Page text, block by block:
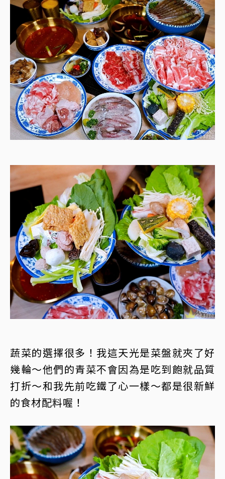
蔬菜的選擇很多！我這天光是菜盤就夾了好
幾輪～他們的青菜不會因為是吃到飽就品質
打折～和我先前吃鐵了心一樣～都是很新鮮
的食材配料喔！